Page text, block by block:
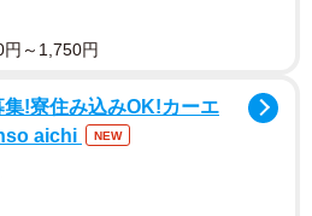
～1,750円
!寮住み込みOK!カーエ
aichi
NEW